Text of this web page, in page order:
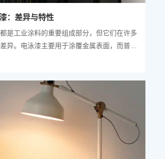
：差异与特性
是工业涂料的重要组成部分，但它们在许多
异。电泳漆主要用于涂覆金属表面，而普通
种材质的表面。本文将详细探讨电泳漆与普